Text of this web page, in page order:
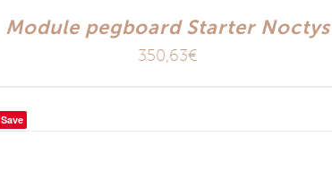
Module pegboard Starter Noctys
350,63€
Save